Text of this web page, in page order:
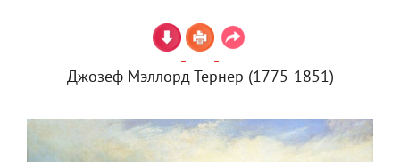
Джозеф Мэллорд Тернер (1775-1851)